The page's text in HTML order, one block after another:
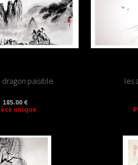
dragon paisible
185.00 €
unique
les